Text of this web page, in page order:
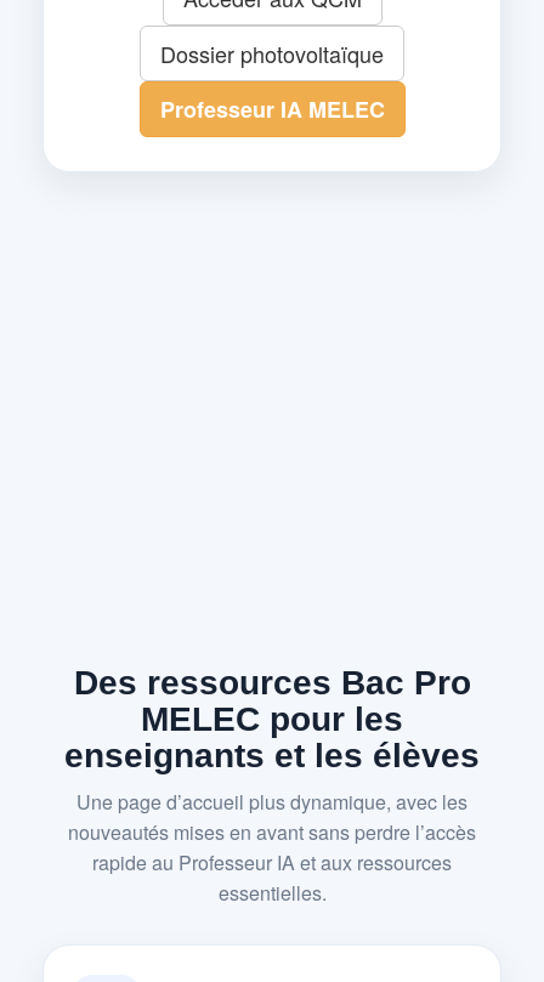
Dossier photovoltaïque
Professeur IA MELEC
Des ressources Bac Pro
MELEC pour les
enseignants et les élèves
Une page d’accueil plus dynamique, avec les
nouveautés mises en avant sans perdre l’accès
rapide au Professeur IA et aux ressources
essentielles.